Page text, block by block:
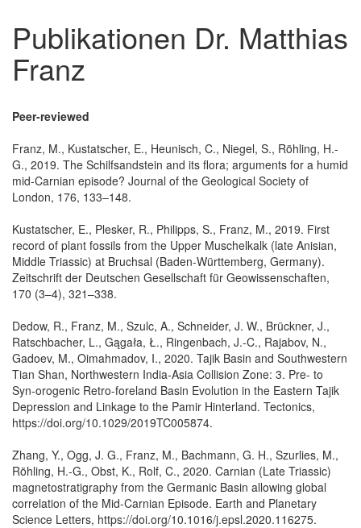
Publikationen Dr. Matthias
Franz
Peer-reviewed
Franz, M., Kustatscher, E., Heunisch, C., Niegel, S., Röhling, H.-
G., 2019. The Schilfsandstein and its flora; arguments for a humid
mid-Carnian episode? Journal of the Geological Society of
London, 176, 133–148.
Kustatscher, E., Plesker, R., Philipps, S., Franz, M., 2019. First
record of plant fossils from the Upper Muschelkalk (late Anisian,
Middle Triassic) at Bruchsal (Baden-Württemberg, Germany).
Zeitschrift der Deutschen Gesellschaft für Geowissenschaften,
170 (3–4), 321–338.
Dedow, R., Franz, M., Szulc, A., Schneider, J. W., Brückner, J.,
Ratschbacher, L., Gągała, Ł., Ringenbach, J.-C., Rajabov, N.,
Gadoev, M., Oimahmadov, I., 2020. Tajik Basin and Southwestern
Tian Shan, Northwestern India-Asia Collision Zone: 3. Pre- to
Syn-orogenic Retro-foreland Basin Evolution in the Eastern Tajik
Depression and Linkage to the Pamir Hinterland. Tectonics,
https://doi.org/10.1029/2019TC005874.
Zhang, Y., Ogg, J. G., Franz, M., Bachmann, G. H., Szurlies, M.,
Röhling, H.-G., Obst, K., Rolf, C., 2020. Carnian (Late Triassic)
magnetostratigraphy from the Germanic Basin allowing global
correlation of the Mid-Carnian Episode. Earth and Planetary
Science Letters, https://doi.org/10.1016/j.epsl.2020.116275.